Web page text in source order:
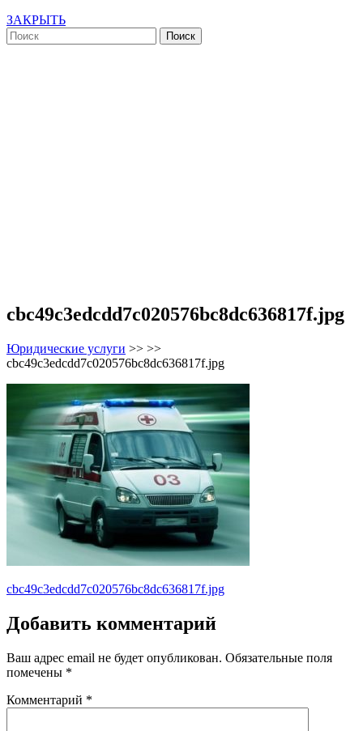
ЗАКРЫТЬ
cbc49c3edcdd7c020576bc8dc636817f.jpg
Юридические услуги >> >>
cbc49c3edcdd7c020576bc8dc636817f.jpg
Навигация
по
записям
cbc49c3edcdd7c020576bc8dc636817f.jpg
Добавить комментарий
Ваш адрес email не будет опубликован. Обязательные поля
помечены *
Комментарий *